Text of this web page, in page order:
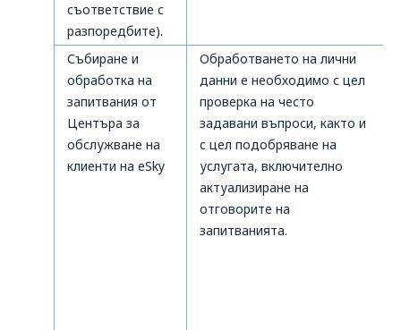
съответствие с
разпоредбите).
Събиране и
обработка на
запитвания от
Центъра за
обслужване на
клиенти на eSky
Обработването на лични
данни е необходимо с цел
проверка на често
задавани въпроси, както и
с цел подобряване на
услугата, включително
актуализиране на
отговорите на
запитванията.